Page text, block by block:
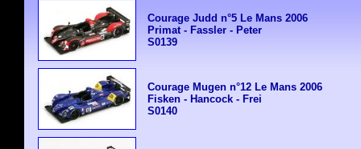
Courage Judd n°5 Le Mans 2006
Primat - Fassler - Peter
S0139
Courage Mugen n°12 Le Mans 2006
Fisken - Hancock - Frei
S0140